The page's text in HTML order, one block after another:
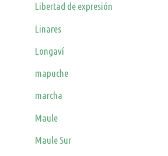
Libertad de expresión
Linares
Longaví
mapuche
marcha
Maule
Maule Sur